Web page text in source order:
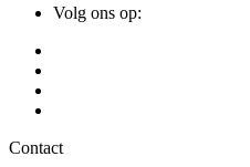
Volg ons op:
Contact